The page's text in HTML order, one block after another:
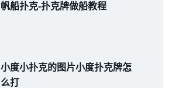
帆船扑克-扑克牌做船教程
小度小扑克的图片小度扑克牌怎
么打